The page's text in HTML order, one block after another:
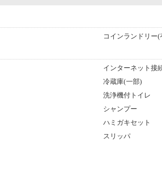
コインランドリー(
インターネット接
冷蔵庫(一部)
洗浄機付トイレ
シャンプー
ハミガキセット
スリッパ